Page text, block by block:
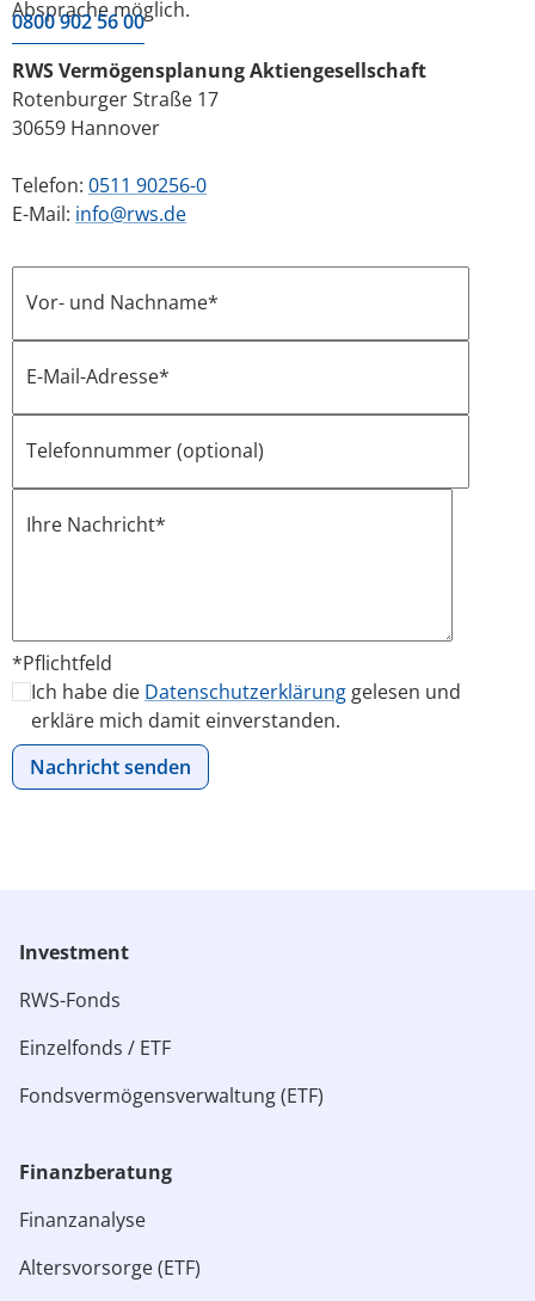
Absprache möglich.
0800 902 56 00
RWS Vermögensplanung Aktiengesellschaft
Rotenburger Straße 17
30659 Hannover
Telefon: 0511 90256-0
E-Mail: info@rws.de
Vor- und Nachname*
E-Mail-Adresse*
Telefonnummer (optional)
Ihre Nachricht*
*Pflichtfeld
Bitte lasse dieses Feld leer.
Ich habe die Datenschutzerklärung gelesen und
erkläre mich damit einverstanden.
Investment
RWS-Fonds
Einzelfonds / ETF
Fondsvermögensverwaltung (ETF)
Finanzberatung
Finanzanalyse
Altersvorsorge (ETF)